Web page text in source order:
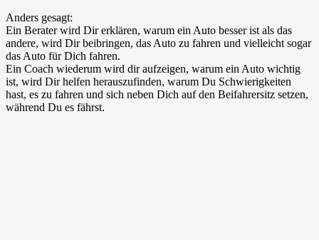
Anders gesagt:
Ein Berater wird Dir erklären, warum ein Auto besser ist als das
andere, wird Dir beibringen, das Auto zu fahren und vielleicht sogar
das Auto für Dich fahren.
Ein Coach wiederum wird dir aufzeigen, warum ein Auto wichtig
ist, wird Dir helfen herauszufinden, warum Du Schwierigkeiten
hast, es zu fahren und sich neben Dich auf den Beifahrersitz setzen,
während Du es fährst.